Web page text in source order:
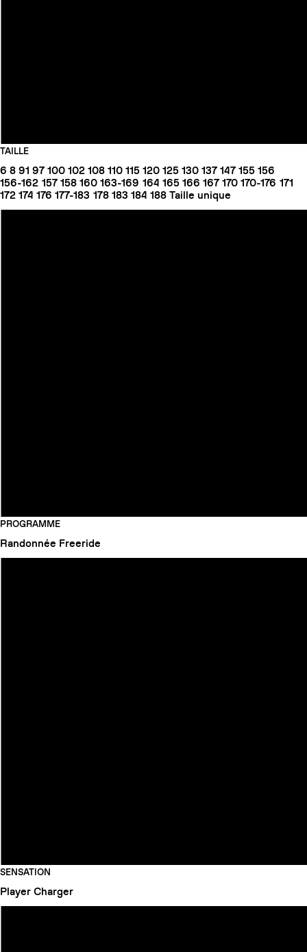
TAILLE
6 8 91 97 100 102 108 110 115 120 125 130 137 147 155 156
156-162 157 158 160 163-169 164 165 166 167 170 170-176 171
172 174 176 177-183 178 183 184 188 Taille unique
PROGRAMME
Randonnée Freeride
SENSATION
Player Charger